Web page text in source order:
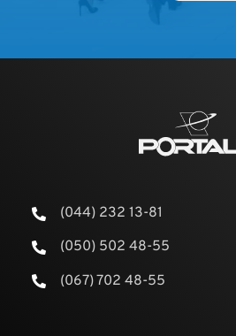
(044) 232 13-81
(050) 502 48-55
(067) 702 48-55